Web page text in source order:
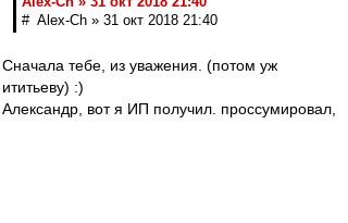
# Alex-Ch » 31 окт 2018 21:40
Сначала тебе, из уважения. (потом уж
ититьеву) :)
Александр, вот я ИП получил. проссумировал,